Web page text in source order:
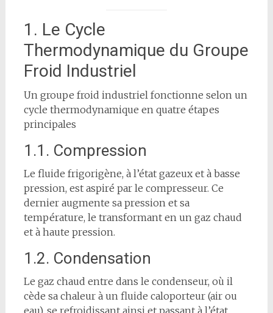
1. Le Cycle
Thermodynamique du Groupe
Froid Industriel
Un groupe froid industriel fonctionne selon un
cycle thermodynamique en quatre étapes
principales
1.1. Compression
Le fluide frigorigène, à l’état gazeux et à basse
pression, est aspiré par le compresseur. Ce
dernier augmente sa pression et sa
température, le transformant en un gaz chaud
et à haute pression.
1.2. Condensation
Le gaz chaud entre dans le condenseur, où il
cède sa chaleur à un fluide caloporteur (air ou
eau), se refroidissant ainsi et passant à l’état